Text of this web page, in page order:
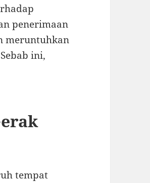
penerimaan
meruntuhkan
ini,
tempat